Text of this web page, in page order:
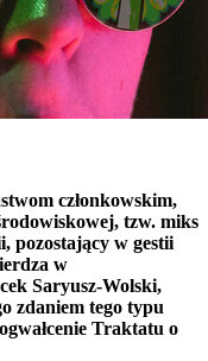
członkowskim,
tzw. miks
pozostający w gestii
w
Saryusz-Wolski,
zdaniem tego typu
Traktatu o